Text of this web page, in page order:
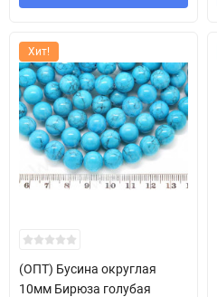
Хит!
(ОПТ) Бусина округлая
10мм Бирюза голубая